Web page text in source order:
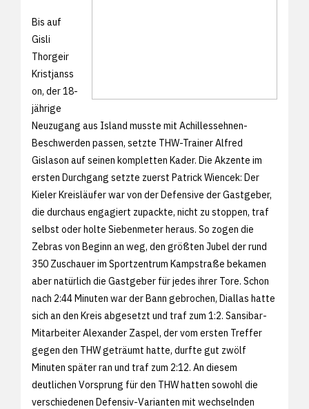
Bis auf
Gisli
Thorgeir
Kristjanss
on, der 18-
jährige
Neuzugang aus Island musste mit Achillessehnen-
Beschwerden passen, setzte THW-Trainer Alfred
Gislason auf seinen kompletten Kader. Die Akzente im
ersten Durchgang setzte zuerst Patrick Wiencek: Der
Kieler Kreisläufer war von der Defensive der Gastgeber,
die durchaus engagiert zupackte, nicht zu stoppen, traf
selbst oder holte Siebenmeter heraus. So zogen die
Zebras von Beginn an weg, den größten Jubel der rund
350 Zuschauer im Sportzentrum Kampstraße bekamen
aber natürlich die Gastgeber für jedes ihrer Tore. Schon
nach 2:44 Minuten war der Bann gebrochen, Diallas hatte
sich an den Kreis abgesetzt und traf zum 1:2. Sansibar-
Mitarbeiter Alexander Zaspel, der vom ersten Treffer
gegen den THW geträumt hatte, durfte gut zwölf
Minuten später ran und traf zum 2:12. An diesem
deutlichen Vorsprung für den THW hatten sowohl die
verschiedenen Defensiv-Varianten mit wechselnden